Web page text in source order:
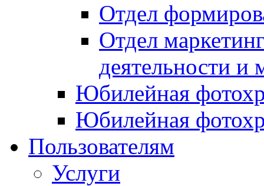
Отдел
Отдел
деятельности и
Юбилейная
Юбилейная
Пользователям
Услуги